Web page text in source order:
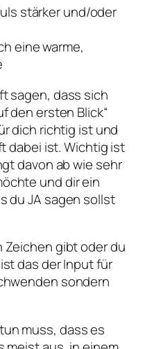
stärker und/oder
eine warme,
sagen, dass sich
den ersten Blick“
dich richtig ist und
dabei ist. Wichtig ist
davon ab wie sehr
und dir ein
du JA sagen sollst
Zeichen gibt oder du
das der Input für
sondern
muss, dass es